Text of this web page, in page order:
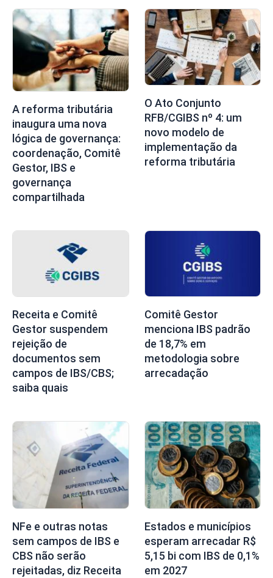
A reforma tributária
inaugura uma nova
lógica de governança:
coordenação, Comitê
Gestor, IBS e
governança
compartilhada
O Ato Conjunto
RFB/CGIBS nº 4: um
novo modelo de
implementação da
reforma tributária
Receita e Comitê
Gestor suspendem
rejeição de
documentos sem
campos de IBS/CBS;
saiba quais
Comitê Gestor
menciona IBS padrão
de 18,7% em
metodologia sobre
arrecadação
NFe e outras notas
sem campos de IBS e
CBS não serão
rejeitadas, diz Receita
Estados e municípios
esperam arrecadar R$
5,15 bi com IBS de 0,1%
em 2027